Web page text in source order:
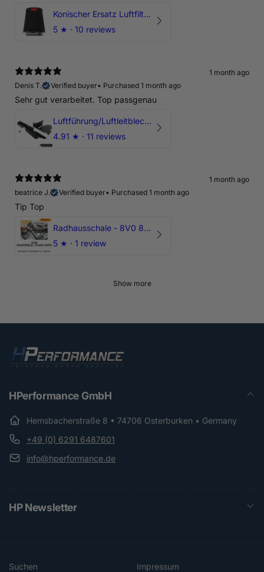
Konischer Ersatz Luftfilter Pilz - 4" & 5" Offene Ansaugung
5 ★ · 10 reviews
1 month ago
Denis T.
Verified buyer• Purchased 1 month ago
Sehr gut verarbeitet. Top passgenau
Luftführung/Luftleitblech 5" 125mm offene Ansaugung HPerformance
4.91 ★ · 11 reviews
1 month ago
beatrice J.
Verified buyer• Purchased 1 month ago
Tip Top
Radhausschale - 8V0 821 191 C - Original Ersatzteil für Audi RS3 Sportback
5 ★ · 1 review
Show more
HPerformance GmbH
Hemsbacherstraße 8 • 74706 Osterburken • Germany
+49 (0) 6291 6487601
info@hperformance.de
HP Newsletter
Suchen Impressum